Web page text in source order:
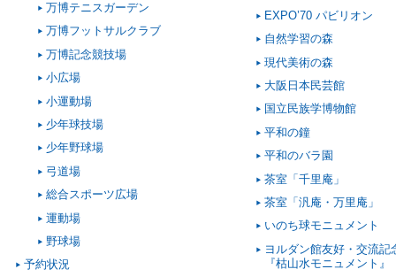
万博テニスガーデン
万博フットサルクラブ
万博記念競技場
小広場
小運動場
少年球技場
少年野球場
弓道場
総合スポーツ広場
運動場
野球場
予約状況
EXPO’70 パビリオン
自然学習の森
現代美術の森
大阪日本民芸館
国立民族学博物館
平和の鐘
平和のバラ園
茶室「千里庵」
茶室「汎庵・万里庵」
いのち球モニュメント
ヨルダン館友好・交流記
『枯山水モニュメント』